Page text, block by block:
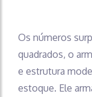
Os números
quadrados, o
e estrutura
estoque. Ele